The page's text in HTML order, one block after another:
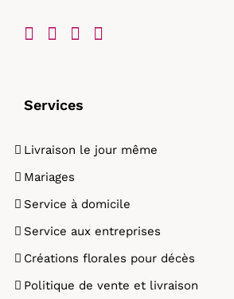
Services
Livraison le jour même
Mariages
Service à domicile
Service aux entreprises
Créations florales pour décès
Politique de vente et livraison